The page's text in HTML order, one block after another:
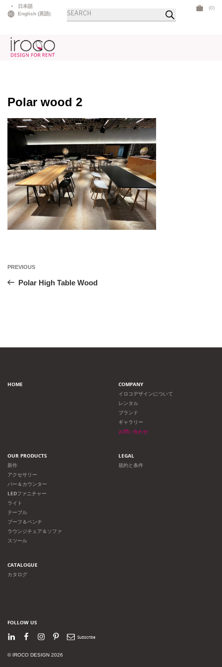
日本語
English (英語)
商
品
(0)
Polar wood 2
投
稿
ゲ
シ
Previous
PREVIOUS
Polar High Table Wood
HOME
COMPANY
イロコデザインについて
レンタル
ブランド
ギャラリー
お問い合わせ
OUR PRODUCTS
新作
アクセサリー
バー＆カウンター
LEDファニチャー
ライト
テーブル
プーフ＆ベンチ
ラウンジチェア＆ソファ
スツール
LEGAL
規約と条件
CATALOGUE
カタログ
FOLLOW US
LinkedInFacebook
Instagram
PinterestNewsletter
© IROCO DESIGN 2026